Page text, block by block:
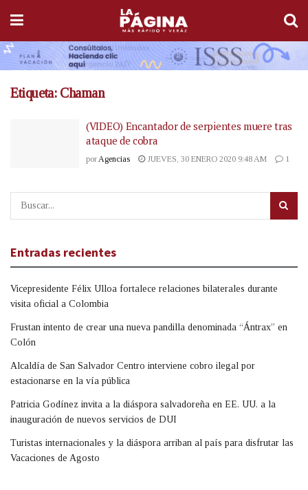
Etiqueta: Chaman
(VIDEO) Encantador de serpientes muere tras
ataque de cobra
por Agencias JUEVES, 30 ENERO 2020 9:48 AM 1
Entradas recientes
Vicepresidente Félix Ulloa fortalece relaciones bilaterales durante
visita oficial a Colombia
Frustan intento de crear una nueva pandilla denominada “Ántrax” en
Colón
Alcaldía de San Salvador Centro interviene cobro ilegal por
estacionarse en la vía pública
Patricia Godínez invita a la diáspora salvadoreña en EE. UU. a la
inauguración de nuevos servicios de DUI
Turistas internacionales y la diáspora arriban al país para disfrutar las
Vacaciones de Agosto